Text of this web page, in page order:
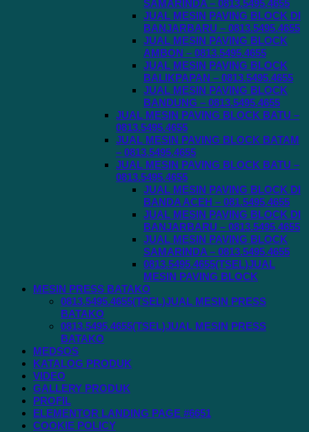
SAMARINDA – 0813.5495.4655
JUAL MESIN PAVING BLOCK DI
BANJARBARU – 0813.5495.4655
JUAL MESIN PAVING BLOCK
AMBON – 0813.5495.4655
JUAL MESIN PAVING BLOCK
BALIKPAPAN – 0813.5495.4655
JUAL MESIN PAVING BLOCK
BANDUNG – 0813.5495.4655
JUAL MESIN PAVING BLOCK BATU –
0813.5495.4655
JUAL MESIN PAVING BLOCK BATAM
– 0813.5495.4655
JUAL MESIN PAVING BLOCK BATU –
0813.5495.4655
JUAL MESIN PAVING BLOCK DI
BANDA ACEH – 081.5495.4655
JUAL MESIN PAVING BLOCK DI
BANJARBARU – 0813.5495.4655
JUAL MESIN PAVING BLOCK
SAMARINDA – 0813.5495.4655
0813.5495.4655(TSEL)JUAL
MESIN PAVING BLOCK
MESIN PRESS BATAKO
0813.5495.4655(TSEL)JUAL MESIN PRESS
BATAKO
0813.5495.4655(TSEL)JUAL MESIN PRESS
BATAKO
MEDSOS
KATALOG PRODUK
VIDEO
GALLERY PRODUK
PROFIL
ELEMENTOR LANDING PAGE #6651
COOKIE POLICY